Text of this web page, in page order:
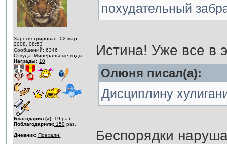
Зарегистрирован: 02 мар
2008, 08:53
Сообщений: 6346
Откуда: Минеральные воды
Награды: 10
Благодарил (а):19 раз.
Поблагодарили:150раз.
Дневник: Поехали!
похудательный
Истина! Уже все в
Олюня писал(а):
Дисциплину
Беспорядки